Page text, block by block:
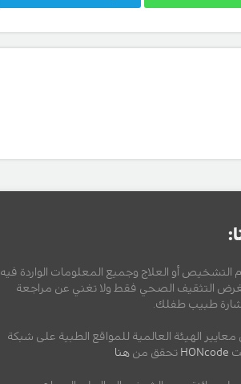
التشخيص أو العلاج وجميع المعلومات الواردة فيه
التثقيف الصحي فقط ولا تغني عن مراجعة
طبيب طفلك.
الهيئة العالمية للمواقع الطبية على شبكة
HONcode تحقق من هنا